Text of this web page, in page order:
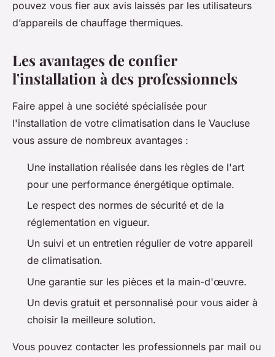
pouvez vous fier aux avis laissés par les utilisateurs
d’appareils de chauffage thermiques.
Les avantages de confier
l'installation à des professionnels
Faire appel à une société spécialisée pour
l'installation de votre climatisation dans le Vaucluse
vous assure de nombreux avantages :
Une installation réalisée dans les règles de l'art
pour une performance énergétique optimale.
Le respect des normes de sécurité et de la
réglementation en vigueur.
Un suivi et un entretien régulier de votre appareil
de climatisation.
Une garantie sur les pièces et la main-d'œuvre.
Un devis gratuit et personnalisé pour vous aider à
choisir la meilleure solution.
Vous pouvez contacter les professionnels par mail ou